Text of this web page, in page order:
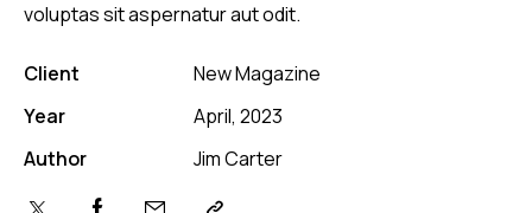
voluptas sit aspernatur aut odit.
Client
New Magazine
Year
April, 2023
Author
Jim Carter